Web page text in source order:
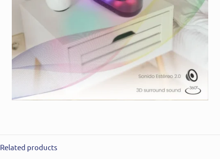
Related products